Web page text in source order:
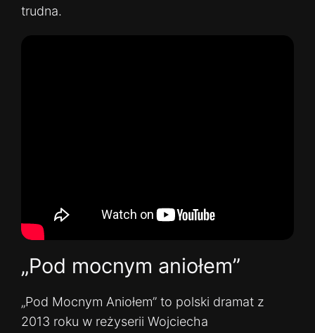
trudna.
„Pod mocnym aniołem”
„Pod Mocnym Aniołem” to polski dramat z
2013 roku w reżyserii Wojciecha